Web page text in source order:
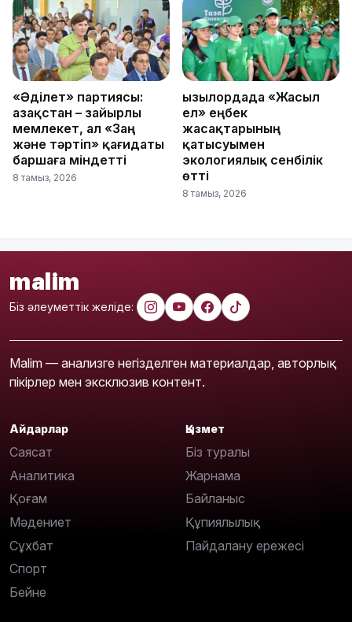
«Әділет» партиясы:
Қазақстан – зайырлы
мемлекет, ал «Заң
және тәртіп» қағидаты
баршаға міндетті
8 тамыз, 2026
Қызылордада «Жасыл
ел» еңбек
жасақтарының
қатысуымен
экологиялық сенбілік
өтті
8 тамыз, 2026
malim
Біз әлеуметтік желіде:
Malim — анализге негізделген материалдар, авторлық
пікірлер мен эксклюзив контент.
Айдарлар
Саясат
Аналитика
Қоғам
Мәдениет
Сұхбат
Спорт
Бейне
Қызмет
Біз туралы
Жарнама
Байланыс
Құпиялылық
Пайдалану ережесі